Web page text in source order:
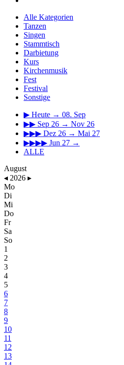
Alle Kategorien
Tanzen
Singen
Stammtisch
Darbietung
Kurs
Kirchenmusik
Fest
Festival
Sonstige
▶ Heute → 08. Sep
▶▶ Sep 26 → Nov 26
▶▶▶ Dez 26 → Mai 27
▶▶▶▶ Jun 27 →
ALLE
August
◂ 2026 ▸
Mo
Di
Mi
Do
Fr
Sa
So
1
2
3
4
5
6
7
8
9
10
11
12
13